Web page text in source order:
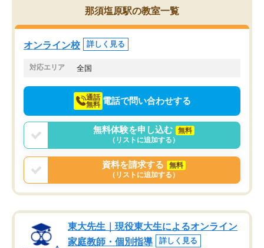
を的確に指導いただき、子どももびっ
くりするほど楽しんでやる気を持って
塾を受けています。狙い通り、少しず
つ成績も上がり、苦手意識も無くなっ
てきたので、さらに苦手な数学も追加
でお願いしました。来年の高校受験に
思い切って入塾してよか
那須塩原駅の教室一覧
オンライン校 詳しく見る
対応エリア 全国
通話
無料 電話で問い合わせする
無料体験を申し込む
無料
（リストに追加する）
資料を請求する
無料
（リストに追加する）
東大先生｜現役東大生によるオンライン
家庭教師・個別指導
詳しく見る